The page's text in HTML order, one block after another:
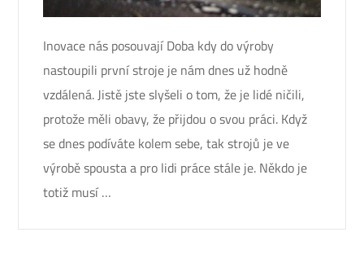
Inovace nás posouvají Doba kdy do výroby
nastoupili první stroje je nám dnes už hodně
vzdálená. Jistě jste slyšeli o tom, že je lidé ničili,
protože měli obavy, že přijdou o svou práci. Když
se dnes podíváte kolem sebe, tak strojů je ve
výrobě spousta a pro lidi práce stále je. Někdo je
totiž musí …